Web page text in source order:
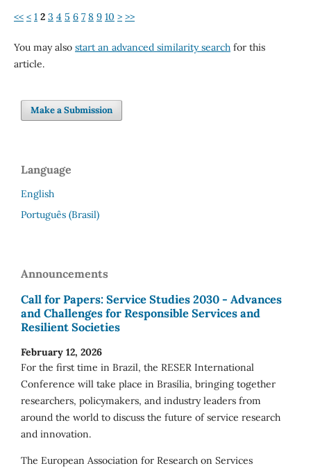
<< < 1 2 3 4 5 6 7 8 9 10 > >>
You may also start an advanced similarity searchfor this
article.
Make a Submission
Language
English
Português (Brasil)
Announcements
Call for Papers: Service Studies 2030 - Advances
and Challenges for Responsible Services and
Resilient Societies
February 12, 2026
For the first time in Brazil, the RESER International
Conference will take place in Brasília, bringing together
researchers, policymakers, and industry leaders from
around the world to discuss the future of service research
and innovation.
The European Association for Research on Services